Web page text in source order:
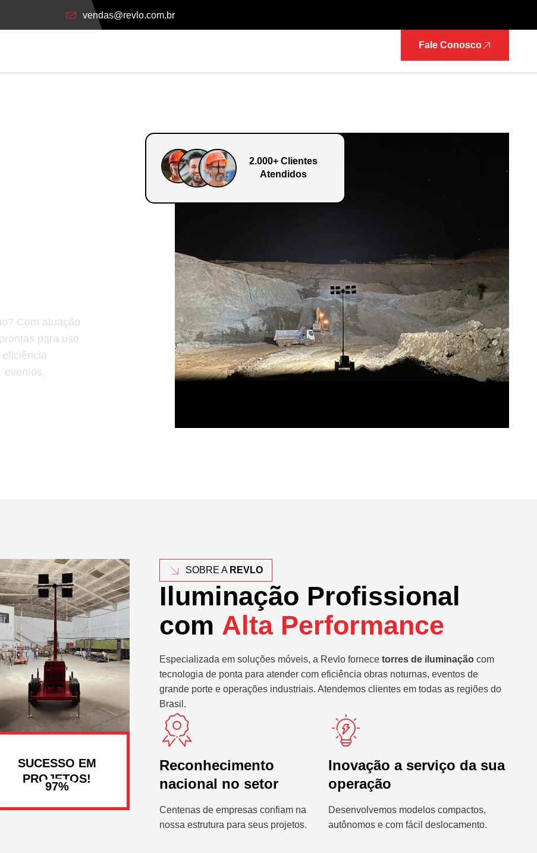
vendas@revlo.com.br
Fale Conosco
Com atuação
para uso
eventos,
2.000+ Clientes
Atendidos
SUCESSO EM
PROJETOS!
SOBRE A REVLO
Iluminação Profissional
com Alta Performance
Especializada em soluções móveis, a Revlo fornece torres de iluminação com
tecnologia de ponta para atender com eficiência obras noturnas, eventos de
grande porte e operações industriais. Atendemos clientes em todas as regiões do
Brasil.
Reconhecimento
nacional no setor
Centenas de empresas confiam na
nossa estrutura para seus projetos.
Inovação a serviço da sua
operação
Desenvolvemos modelos compactos,
autônomos e com fácil deslocamento.